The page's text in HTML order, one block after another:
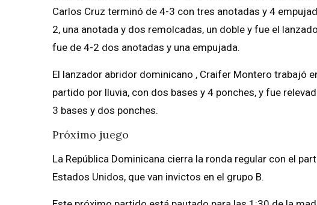
Carlos Cruz terminó de 4-3 con tres anotadas y 4
2, una anotada y dos remolcadas, un doble y fue el
fue de 4-2 dos anotadas y una empujada.
El lanzador abridor dominicano , Craifer Montero trabajó
partido por lluvia, con dos bases y 4 ponches, y fue
3 bases y dos ponches.
Próximo juego
La República Dominicana cierra la ronda regular con el
Estados Unidos, que van invictos en el grupo B.